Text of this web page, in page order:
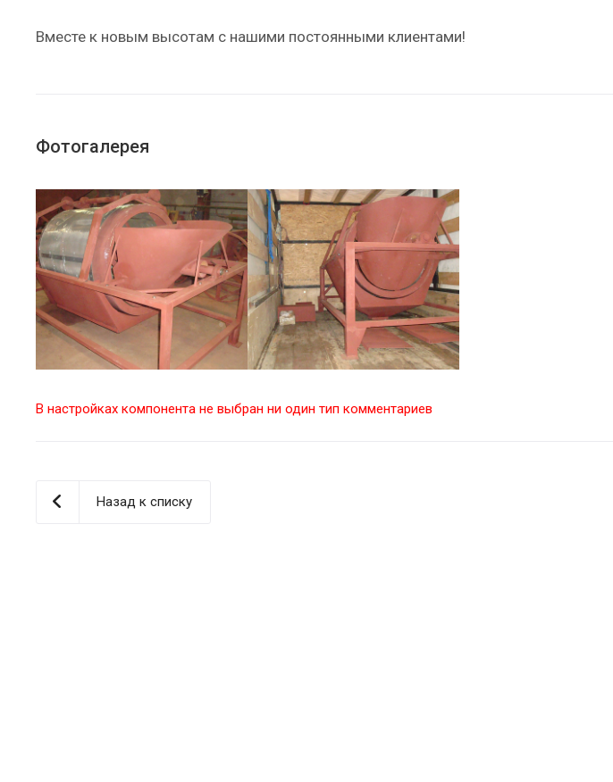
Вместе к новым высотам с нашими постоянными клиентами!
Фотогалерея
В настройках компонента не выбран ни один тип комментариев
Назад к списку